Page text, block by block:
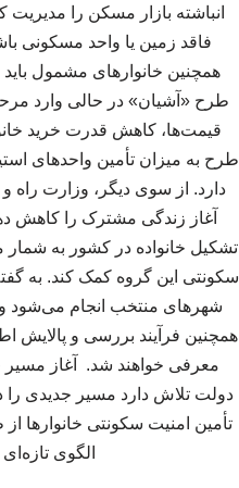
انباشته بازار مسکن را
فاقد زمین یا واحد مسکونی
همچنین خانوارهای مشمول
طرح «آشیان» در حالی وارد
قیمت‌ها، کاهش قدرت خرید
طرح به میزان تأمین واحدهای
دارد. از سوی دیگر، وزارت راه
آغاز زندگی مشترک را کاهش
تشکیل خانواده در کشور به شمار
سکونتی این گروه کمک کند. به
شهرهای منتخب انجام می‌شود
همچنین فرآیند بررسی و پالایش
معرفی خواهند شد. آغاز
دولت تلاش دارد مسیر جدیدی
تأمین امنیت سکونتی خانوارها
الگوی